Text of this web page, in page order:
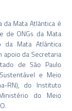
da Mata Atlântica é
de ONGs da Mata
da Mata Atlântica
apoio da Secretaria
de São Paulo
e Meio
RN), do Instituto
do Meio